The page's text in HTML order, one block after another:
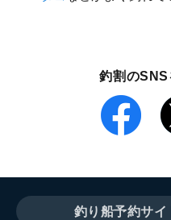
釣割のSNS
釣り船予約サ